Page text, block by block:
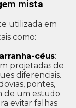
mista
utilizada em
como:
céus:
projetadas de
diferenciais.
pontes,
de um estudo
evitar falhas